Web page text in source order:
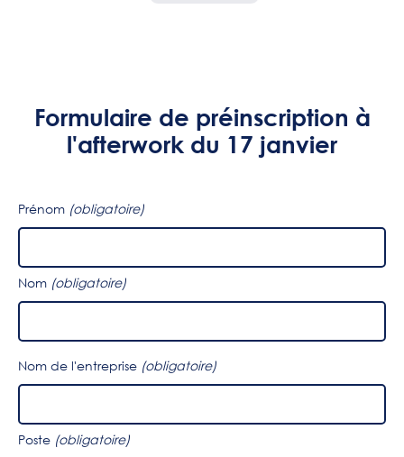
Formulaire de préinscription à
l'afterwork du 17 janvier
Prénom (obligatoire)
Nom (obligatoire)
Nom de l'entreprise (obligatoire)
Poste (obligatoire)